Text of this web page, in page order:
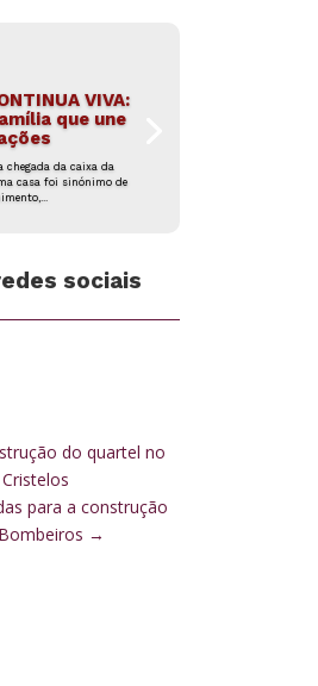
VIVA:
que une
chegada da caixa da
casa foi sinónimo de
sociais
do quartel no
para a construção
→